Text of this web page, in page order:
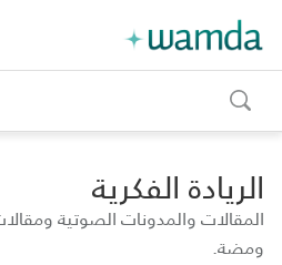
toggle
search
الريادة الفكرية
المقالات والمدونات الصوتية
ومضة.